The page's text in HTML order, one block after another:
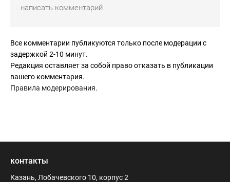
Все комментарии публикуются только после модерации с
задержкой 2-10 минут.
Редакция оставляет за собой право отказать в публикации
вашего комментария.
Правила модерирования.
контакты
Казань, Лобачевского 10, корпус 2